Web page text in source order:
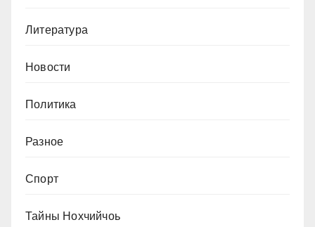
Литература
Новости
Политика
Разное
Спорт
Тайны Нохчийчоь